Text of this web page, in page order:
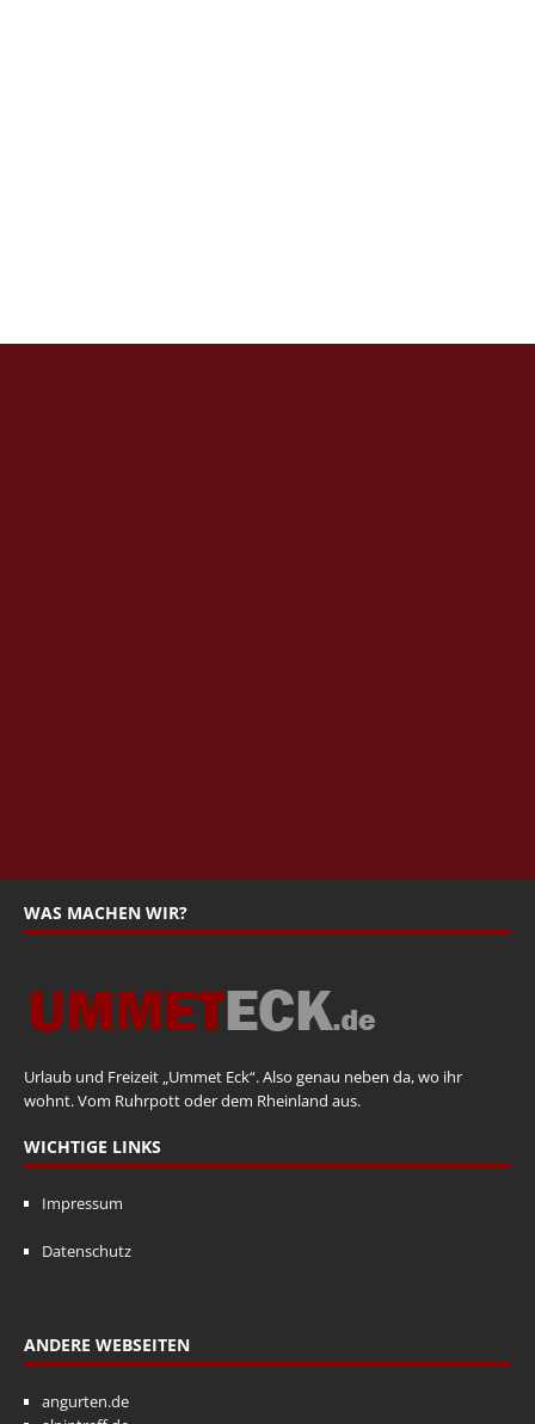
WAS MACHEN WIR?
Urlaub und Freizeit „Ummet Eck“. Also genau neben da, wo ihr
wohnt. Vom Ruhrpott oder dem Rheinland aus.
WICHTIGE LINKS
Impressum
Datenschutz
ANDERE WEBSEITEN
angurten.de